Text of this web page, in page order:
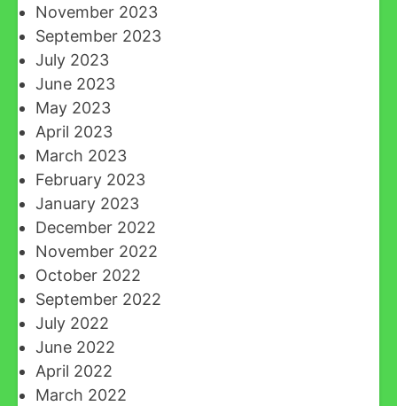
November 2023
September 2023
July 2023
June 2023
May 2023
April 2023
March 2023
February 2023
January 2023
December 2022
November 2022
October 2022
September 2022
July 2022
June 2022
April 2022
March 2022